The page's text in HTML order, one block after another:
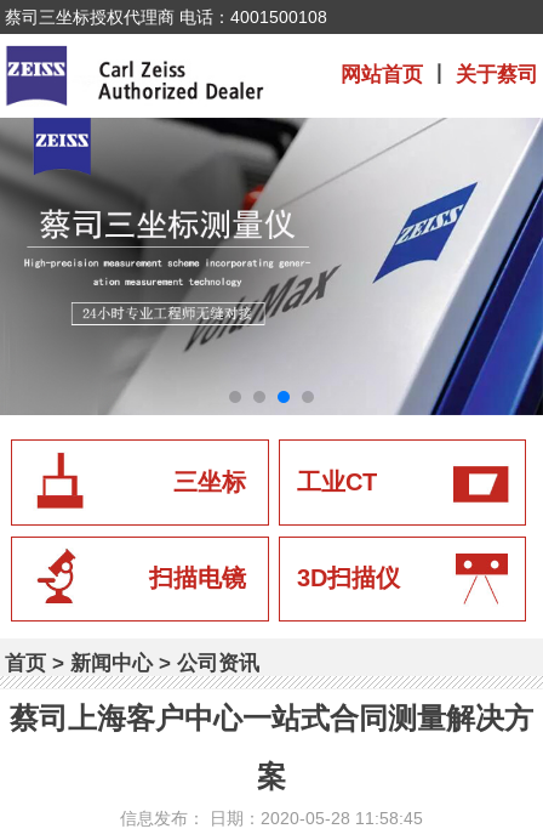
蔡司三坐标授权代理商 电话：4001500108
网站首页丨 关于蔡司
三坐标 工业CT
扫描电镜 3D扫描仪
首页 > 新闻中心>公司资讯
蔡司上海客户中心一站式合同测量解决方
案
信息发布： 日期：2020-05-28 11:58:45